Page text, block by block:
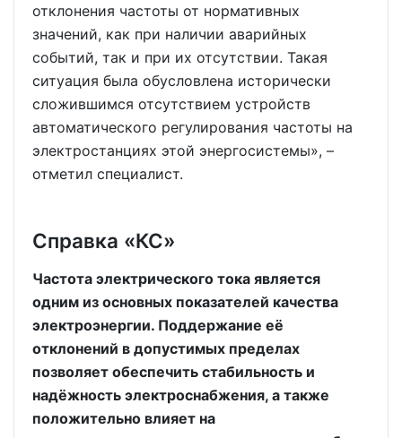
отклонения частоты от нормативных
значений, как при наличии аварийных
событий, так и при их отсутствии. Такая
ситуация была обусловлена исторически
сложившимся отсутствием устройств
автоматического регулирования частоты на
электростанциях этой энергосистемы», –
отметил специалист.
Справка «КС»
Частота электрического тока является
одним из основных показателей качества
электроэнергии. Поддержание её
отклонений в допустимых пределах
позволяет обеспечить стабильность и
надёжность электроснабжения, а также
положительно влияет на